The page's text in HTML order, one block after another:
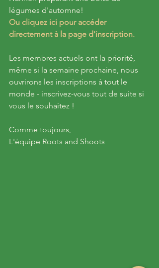
légumes d'automne!
Ou cliquez ici pour accéder
directement à la page d'inscription.
Les membres actuels ont la priorité,
même si la semaine prochaine, nous
ouvrirons les inscriptions à tout le
monde - inscrivez-vous tout de suite si
vous le souhaitez !
Comme toujours,
L'équipe Roots and Shoots